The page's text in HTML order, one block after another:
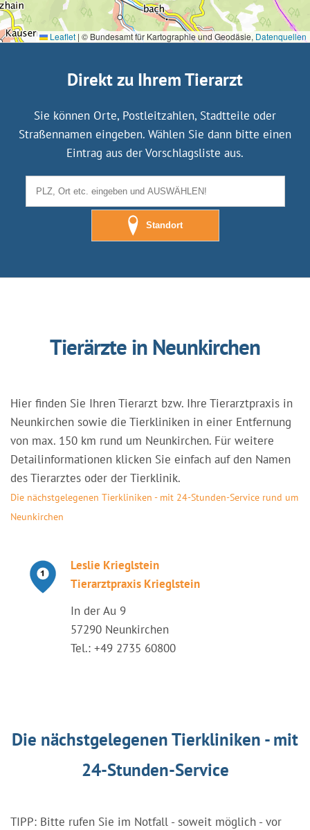
Leaflet | © Bundesamt für Kartographie und Geodäsie, Datenquellen
Direkt zu Ihrem Tierarzt
Sie können Orte, Postleitzahlen, Stadtteile oder
Straßennamen eingeben. Wählen Sie dann bitte einen
Eintrag aus der Vorschlagsliste aus.
Standort
Tierärzte in Neunkirchen
Hier finden Sie Ihren Tierarzt bzw. Ihre Tierarztpraxis in
Neunkirchen sowie die Tierkliniken in einer Entfernung
von max. 150 km rund um Neunkirchen. Für weitere
Detailinformationen klicken Sie einfach auf den Namen
des Tierarztes oder der Tierklinik.
Die nächstgelegenen Tierkliniken - mit 24-Stunden-Service rund um
Neunkirchen
Leslie Krieglstein
Tierarztpraxis Krieglstein
In der Au 9
57290 Neunkirchen
Tel.: +49 2735 60800
Die nächstgelegenen Tierkliniken - mit
24-Stunden-Service
TIPP: Bitte rufen Sie im Notfall - soweit möglich - vor